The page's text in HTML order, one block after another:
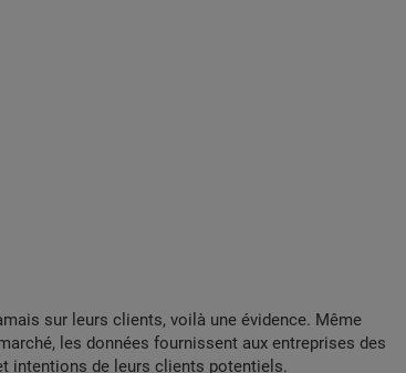
sur leurs clients, voilà une évidence. Même
les données fournissent aux entreprises des
intentions de leurs clients potentiels.